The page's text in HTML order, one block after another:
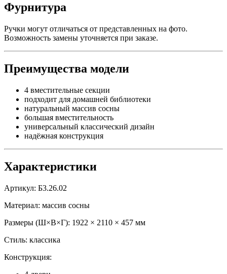
Фурнитура
Ручки могут отличаться от представленных на фото.
Возможность замены уточняется при заказе.
Преимущества модели
4 вместительные секции
подходит для домашней библиотеки
натуральный массив сосны
большая вместительность
универсальный классический дизайн
надёжная конструкция
Характеристики
Артикул: Б3.26.02
Материал: массив сосны
Размеры (Ш×В×Г): 1922 × 2110 × 457 мм
Стиль: классика
Конструкция: